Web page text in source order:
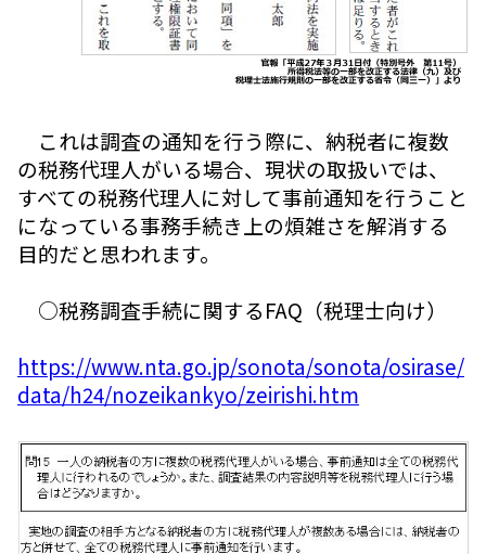
これは調査の通知を行う際に、納税者に複数
の税務代理人がいる場合、現状の取扱いでは、
すべての税務代理人に対して事前通知を行うこと
になっている事務手続き上の煩雑さを解消する
目的だと思われます。
○税務調査手続に関するFAQ（税理士向け）
https://www.nta.go.jp/sonota/sonota/osirase/
data/h24/nozeikankyo/zeirishi.htm